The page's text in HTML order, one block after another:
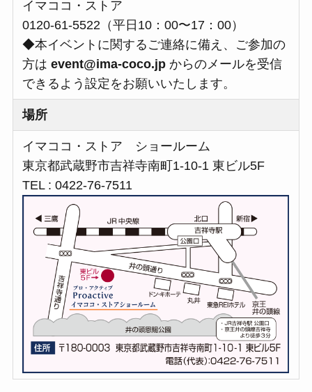
イマココ・ストア
0120-61-5522（平日10：00〜17：00）
◆本イベントに関するご連絡に備え、ご参加の
方はevent@ima-coco.jp からのメールを受信
できるよう設定をお願いいたします。
場所
イマココ・ストア ショールーム
東京都武蔵野市吉祥寺南町1-10-1 東ビル5F
TEL : 0422-76-7511